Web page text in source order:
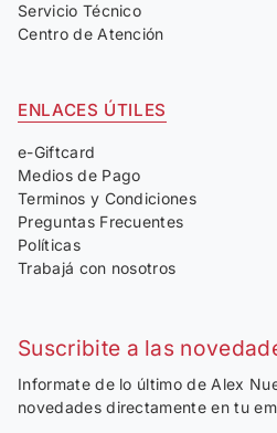
Servicio Técnico
Centro de Atención
ENLACES ÚTILES
e-Giftcard
Medios de Pago
Terminos y Condiciones
Preguntas Frecuentes
Políticas
Trabajá con nosotros
Suscribite a las
Informate de lo último de Alex
novedades directamente en tu